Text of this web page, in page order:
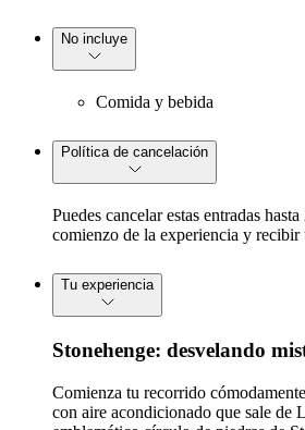
No incluye
Comida y bebida
Política de cancelación
Puedes cancelar estas entradas
comienzo de la experiencia y recibir
Tu experiencia
Stonehenge: desvelando
Comienza tu recorrido
con aire acondicionado que sale de